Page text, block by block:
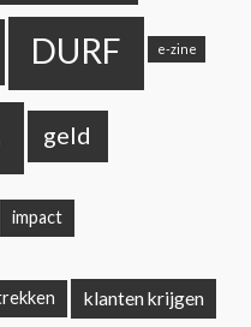
DURF e-zine
geld
impact
klanten krijgen